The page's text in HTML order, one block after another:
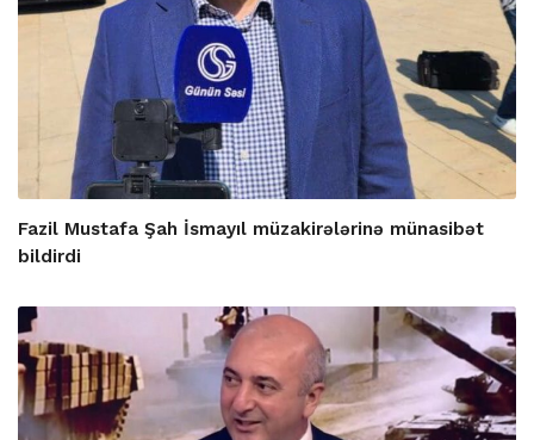
Fazil Mustafa Şah İsmayıl müzakirələrinə münasibət
bildirdi